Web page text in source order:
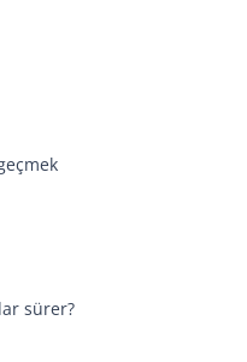
sürer?